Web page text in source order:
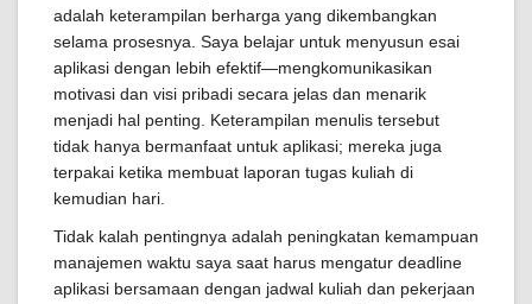
adalah keterampilan berharga yang dikembangkan
selama prosesnya. Saya belajar untuk menyusun esai
aplikasi dengan lebih efektif—mengkomunikasikan
motivasi dan visi pribadi secara jelas dan menarik
menjadi hal penting. Keterampilan menulis tersebut
tidak hanya bermanfaat untuk aplikasi; mereka juga
terpakai ketika membuat laporan tugas kuliah di
kemudian hari.
Tidak kalah pentingnya adalah peningkatan kemampuan
manajemen waktu saya saat harus mengatur deadline
aplikasi bersamaan dengan jadwal kuliah dan pekerjaan